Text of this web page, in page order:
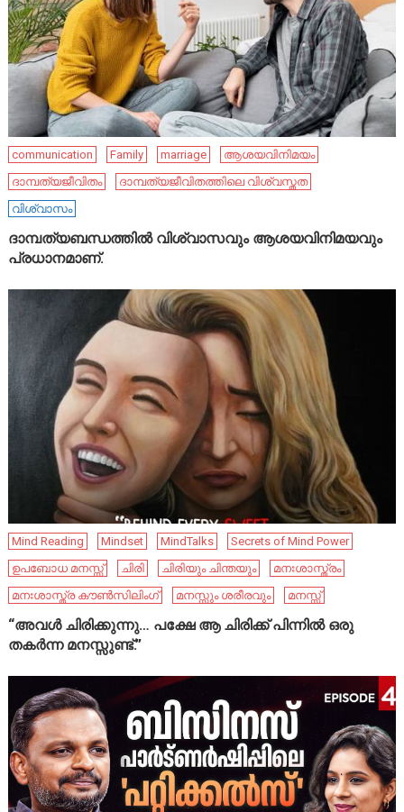
communication Family marriage
ആശയവിനിമയം
ദാമ്പത്യജീവിതം
ദാമ്പത്യജീവിതത്തിലെ വിശ്വസ്തത
വിശ്വാസം
ദാമ്പത്യബന്ധത്തിൽ വിശ്വാസവും ആശയവിനിമയവും
പ്രധാനമാണ്.
Mind Reading Mindset MindTalks
Secrets of Mind Power
ഉപബോധ മനസ്സ്
ചിരി ചിരിയും ചിന്തയും
മനഃശാസ്ത്രം
മനഃശാസ്ത്ര കൗൺസിലിംഗ്
മനസ്സും ശരീരവും മനസ്സ്
“അവൾ ചിരിക്കുന്നു… പക്ഷേ ആ ചിരിക്ക് പിന്നിൽ ഒരു
തകർന്ന മനസ്സുണ്ട്.”